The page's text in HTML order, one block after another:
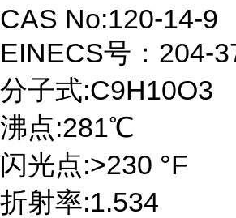
CAS No:120-14-9
EINECS号：204-
分子式:C9H10O3
沸点:281℃
闪光点:>230 °F
折射率:1.534